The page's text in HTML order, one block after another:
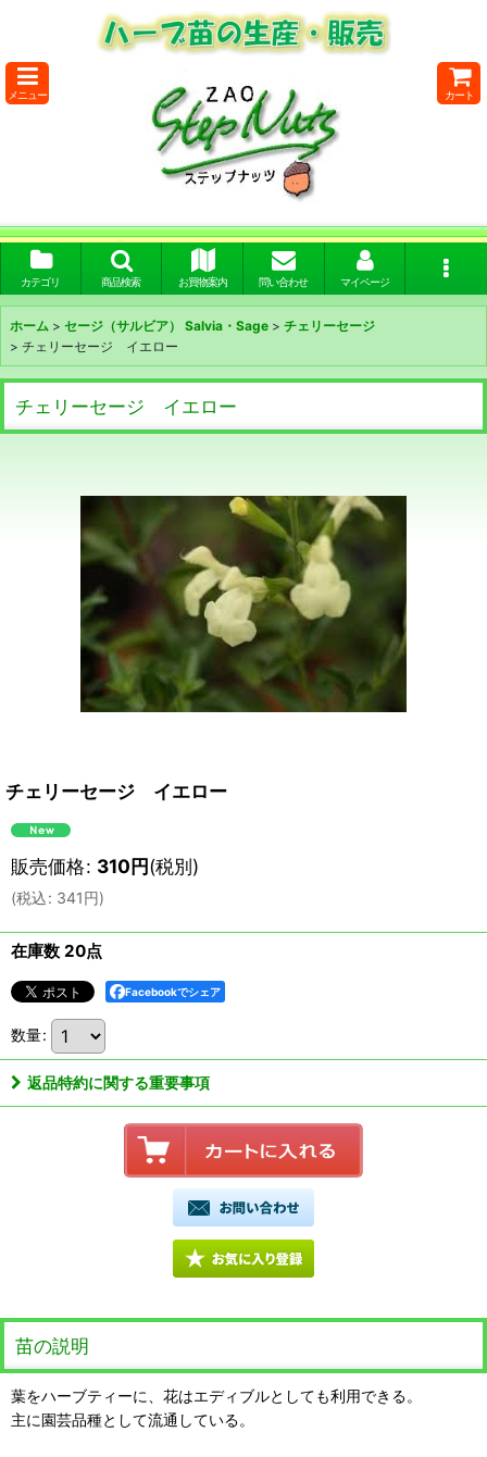
メニュー カート
カテゴリ 商品検索 お買物案内 問い合わせ マイページ
ホーム > セージ（サルビア） Salvia・Sage > チェリーセージ
> チェリーセージ イエロー
チェリーセージ イエロー
チェリーセージ イエロー
販売価格: 310円(税別)
(税込: 341円)
在庫数 20点
Facebookでシェア
数量:
返品特約に関する重要事項
苗の説明
葉をハーブティーに、花はエディブルとしても利用できる。
主に園芸品種として流通している。